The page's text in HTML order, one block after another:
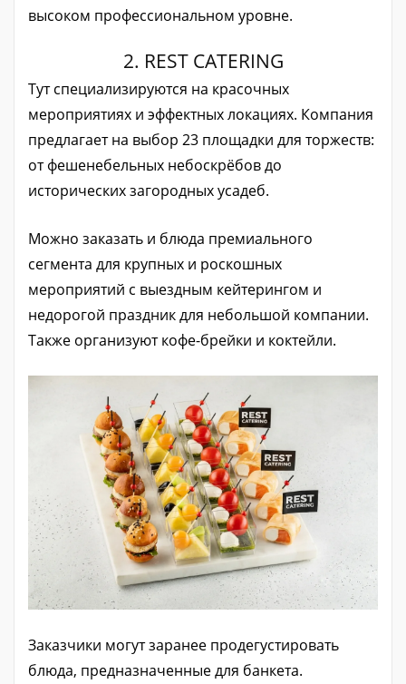
высоком профессиональном уровне.
2. REST CATERING
Тут специализируются на красочных
мероприятиях и эффектных локациях. Компания
предлагает на выбор 23 площадки для торжеств:
от фешенебельных небоскрёбов до
исторических загородных усадеб.
Можно заказать и блюда премиального
сегмента для крупных и роскошных
мероприятий с выездным кейтерингом и
недорогой праздник для небольшой компании.
Также организуют кофе-брейки и коктейли.
Заказчики могут заранее продегустировать
блюда, предназначенные для банкета.